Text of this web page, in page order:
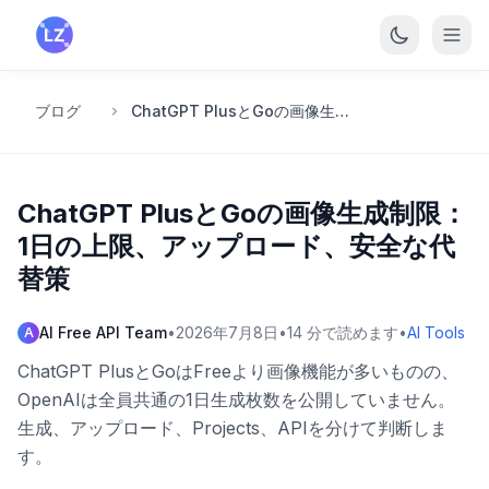
メインコンテンツへスキップ
ブログ ChatGPT PlusとGoの画像生成制限：1日の上限、アップロード、安全な代替策
ChatGPT PlusとGoの画像生成制限：
1日の上限、アップロード、安全な代
替策
A AI Free API Team•2026年7月8日 •14 分で読めます•AI Tools
ChatGPT PlusとGoはFreeより画像機能が多いものの、
OpenAIは全員共通の1日生成枚数を公開していません。
生成、アップロード、Projects、APIを分けて判断しま
す。